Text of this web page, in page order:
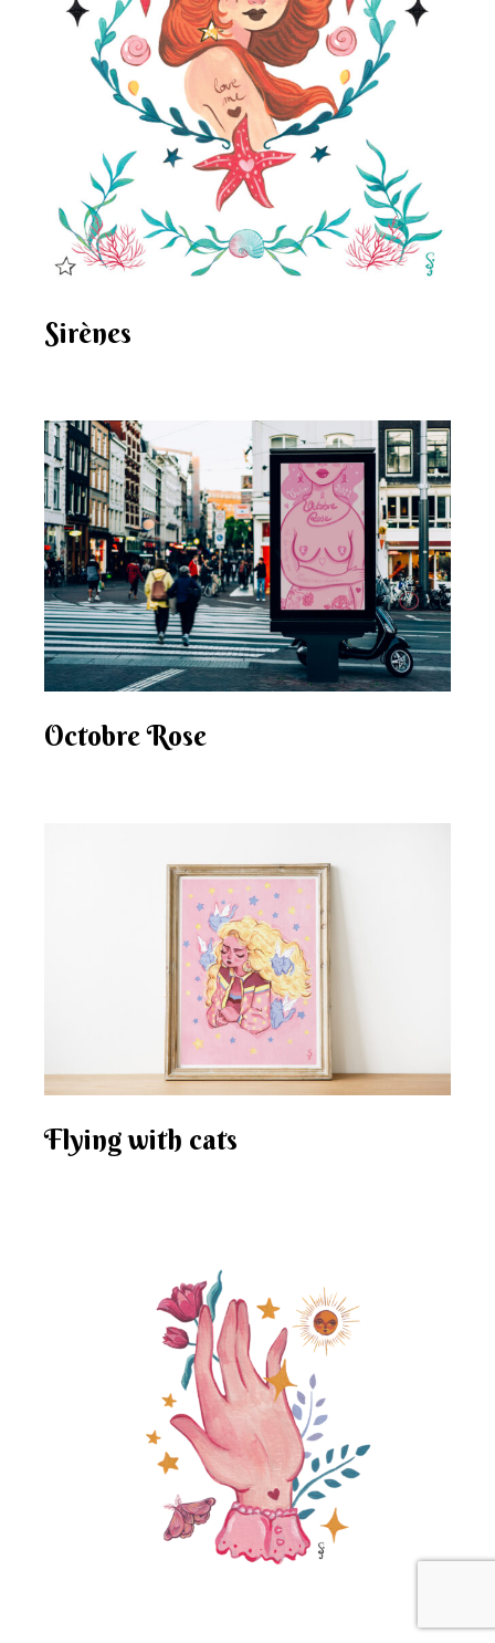
Sirènes
Octobre Rose
Flying with cats